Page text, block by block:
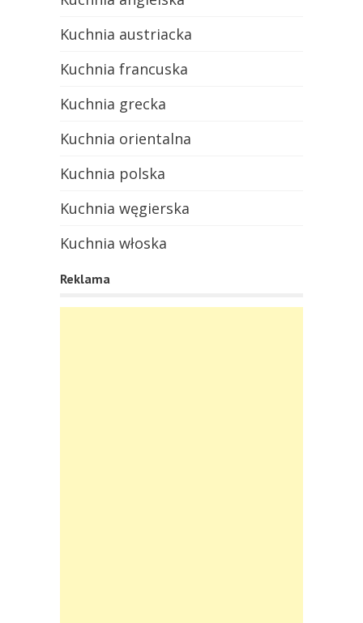
Kuchnia austriacka
Kuchnia francuska
Kuchnia grecka
Kuchnia orientalna
Kuchnia polska
Kuchnia węgierska
Kuchnia włoska
Reklama